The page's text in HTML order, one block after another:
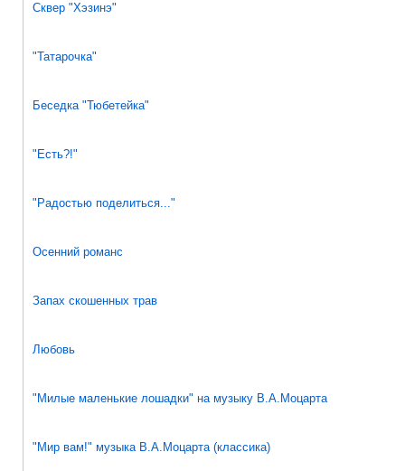
Сквер "Хэзинэ"
"Татарочка"
Беседка "Тюбетейка"
"Есть?!"
"Радостью поделиться..."
Осенний романс
Запах скошенных трав
Любовь
"Милые маленькие лошадки" на музыку В.А.Моцарта
"Мир вам!" музыка В.А.Моцарта (классика)